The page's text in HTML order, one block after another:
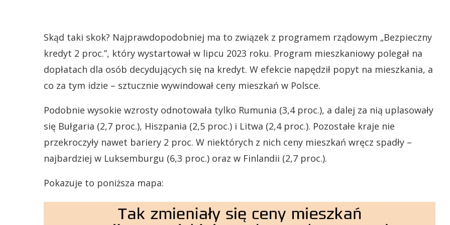
Skąd taki skok? Najprawdopodobniej ma to związek z programem rządowym „Bezpieczny
kredyt 2 proc.”, który wystartował w lipcu 2023 roku. Program mieszkaniowy polegał na
dopłatach dla osób decydujących się na kredyt. W efekcie napędził popyt na mieszkania, a
co za tym idzie – sztucznie wywindował ceny mieszkań w Polsce.
Podobnie wysokie wzrosty odnotowała tylko Rumunia (3,4 proc.), a dalej za nią uplasowały
się Bułgaria (2,7 proc.), Hiszpania (2,5 proc.) i Litwa (2,4 proc.). Pozostałe kraje nie
przekroczyły nawet bariery 2 proc. W niektórych z nich ceny mieszkań wręcz spadły –
najbardziej w Luksemburgu (6,3 proc.) oraz w Finlandii (2,7 proc.).
Pokazuje to poniższa mapa: